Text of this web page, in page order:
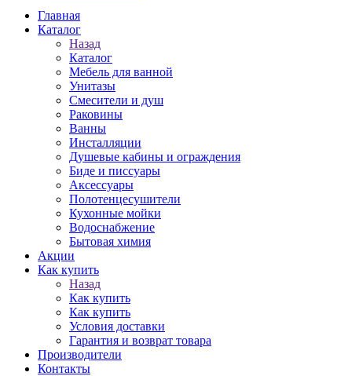
Главная
Каталог
Назад
Каталог
Мебель для ванной
Унитазы
Смесители и душ
Раковины
Ванны
Инсталляции
Душевые кабины и ограждения
Биде и писсуары
Аксессуары
Полотенцесушители
Кухонные мойки
Водоснабжение
Бытовая химия
Акции
Как купить
Назад
Как купить
Как купить
Условия доставки
Гарантия и возврат товара
Производители
Контакты